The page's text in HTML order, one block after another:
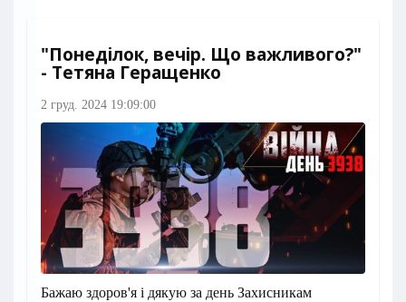
"Понеділок, вечір. Що важливого?"
- Тетяна Геращенко
2 груд. 2024 19:09:00
Бажаю здоров'я і дякую за день Захисникам